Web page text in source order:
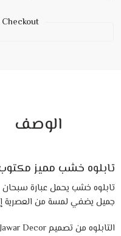
الوصف
تابلوه خشب مميز مكتوب
تابلوه خشب يحمل عبارة سبحان
جميل يضفي لمسة من العصرية
التابلوه من تصميم Jawar Decor